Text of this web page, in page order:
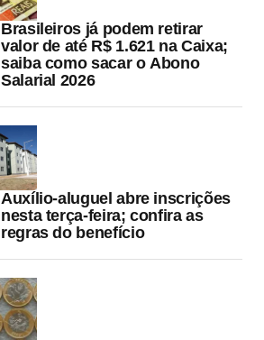
Brasileiros já podem retirar
valor de até R$ 1.621 na Caixa;
saiba como sacar o Abono
Salarial 2026
Auxílio-aluguel abre inscrições
nesta terça-feira; confira as
regras do benefício